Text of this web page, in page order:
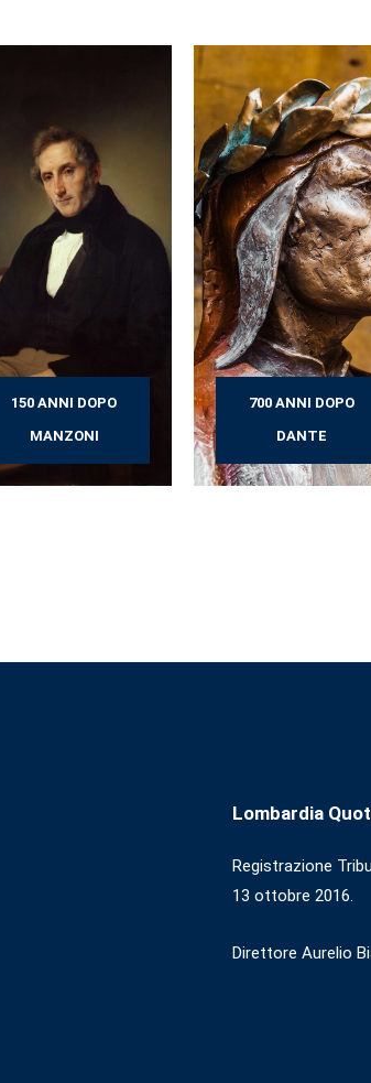
150 ANNI DOPO
MANZONI
700 ANNI DOPO
DANTE
Lombardia
Registrazione
13 ottobre 2016.
Direttore Aurelio